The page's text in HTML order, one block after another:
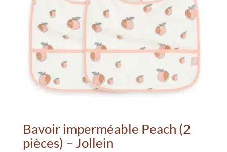
Bavoir imperméable Peach (2
pièces) – Jollein